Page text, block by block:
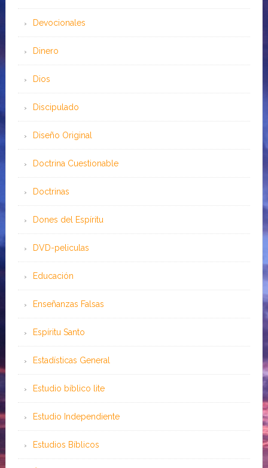
Devocionales
Dinero
Dios
Discipulado
Diseño Original
Doctrina Cuestionable
Doctrinas
Dones del Espíritu
DVD-peliculas
Educación
Enseñanzas Falsas
Espíritu Santo
Estadísticas General
Estudio bíblico lite
Estudio Independiente
Estudios Bíblicos